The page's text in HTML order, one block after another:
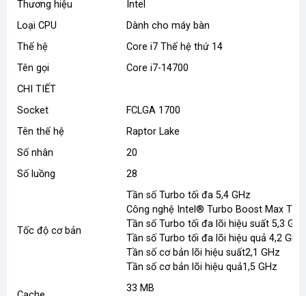
Thương hiệu
Intel
Loại CPU
Dành cho máy bàn
Thế hệ
Core i7 Thế hệ thứ 14
Tên gọi
Core i7-14700
CHI TIẾT
Socket
FCLGA 1700
Tên thế hệ
Raptor Lake
Số nhân
20
Số luồng
28
Tốc độ cơ bản
Tần số Turbo tối đa 5,4 GHz
Công nghệ Intel® Turbo Boost Max Tần
Tần số Turbo tối đa lõi hiệu suất 5,3 GHz
Tần số Turbo tối đa lõi hiệu quả 4,2 GHz
Tần số cơ bản lõi hiệu suất2,1 GHz
Tần số cơ bản lõi hiệu quả1,5 GHz
33 MB